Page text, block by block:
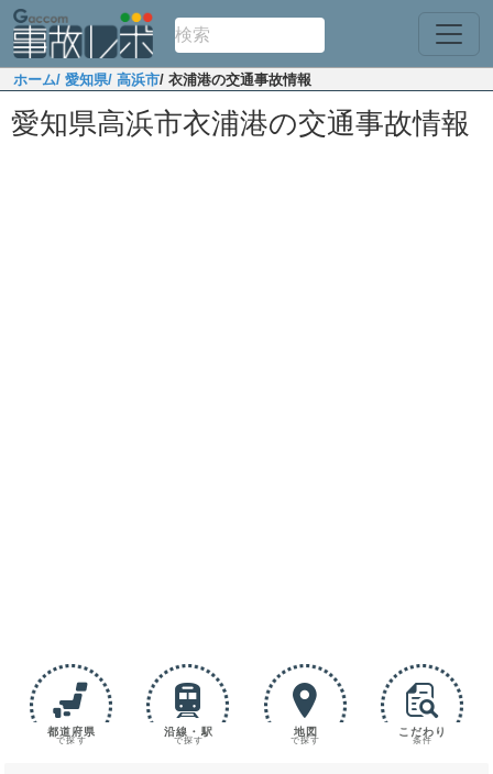
ホーム/ 愛知県/ 高浜市/ 衣浦港の交通事故情報
愛知県高浜市衣浦港の交通事故情報
都道府県
で探す
沿線・駅
で探す
地図
で探す
こだわり
条件